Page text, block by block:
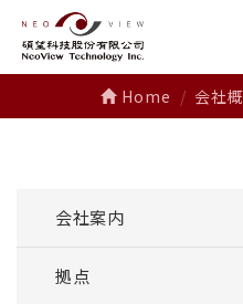
Home 会社
会社案内
拠点